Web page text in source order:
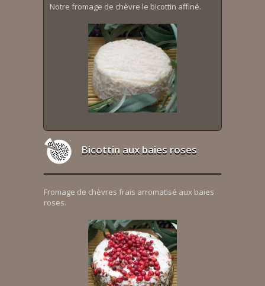
Notre fromage de chèvre le bicottin affiné.
Bicottin aux baies roses
Fromage de chèvres frais arromatisé aux baies
roses.